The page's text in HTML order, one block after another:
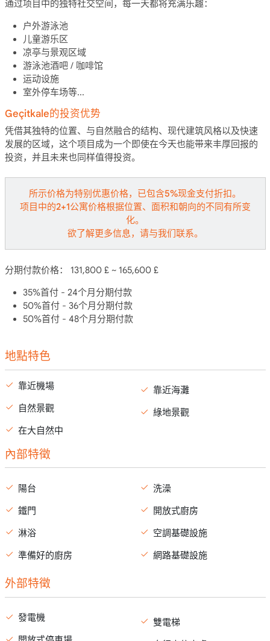
通过项目中的独特社交空间，每一天都将充满乐趣：
户外游泳池
儿童游乐区
凉亭与景观区域
游泳池酒吧 / 咖啡馆
运动设施
室外停车场等...
Geçitkale的投资优势
凭借其独特的位置、与自然融合的结构、现代建筑风格以及快速
发展的区域，这个项目成为一个即使在今天也能带来丰厚回报的
投资，并且未来也同样值得投资。
所示价格为特别优惠价格，已包含5%现金支付折扣。
项目中的2+1公寓价格根据位置、面积和朝向的不同有所变
化。
欲了解更多信息，请与我们联系。
分期付款价格： 131,800 £ ~ 165,600 £
35%首付 - 24个月分期付款
50%首付 - 36个月分期付款
50%首付 - 48个月分期付款
地點特色
靠近機場
自然景觀
在大自然中
靠近海灘
綠地景觀
內部特徵
陽台
鐵門
淋浴
準備好的廚房
洗澡
開放式廚房
空調基礎設施
網路基礎設施
外部特徵
發電機 雙電梯